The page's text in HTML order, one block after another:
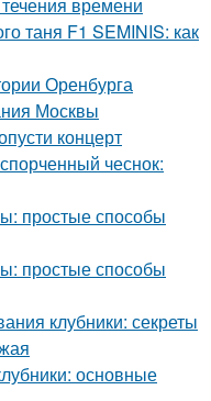
времени
таня F1 SEMINIS: как
Оренбурга
Москвы
концерт
чеснок:
простые способы
простые способы
клубники: секреты
основные